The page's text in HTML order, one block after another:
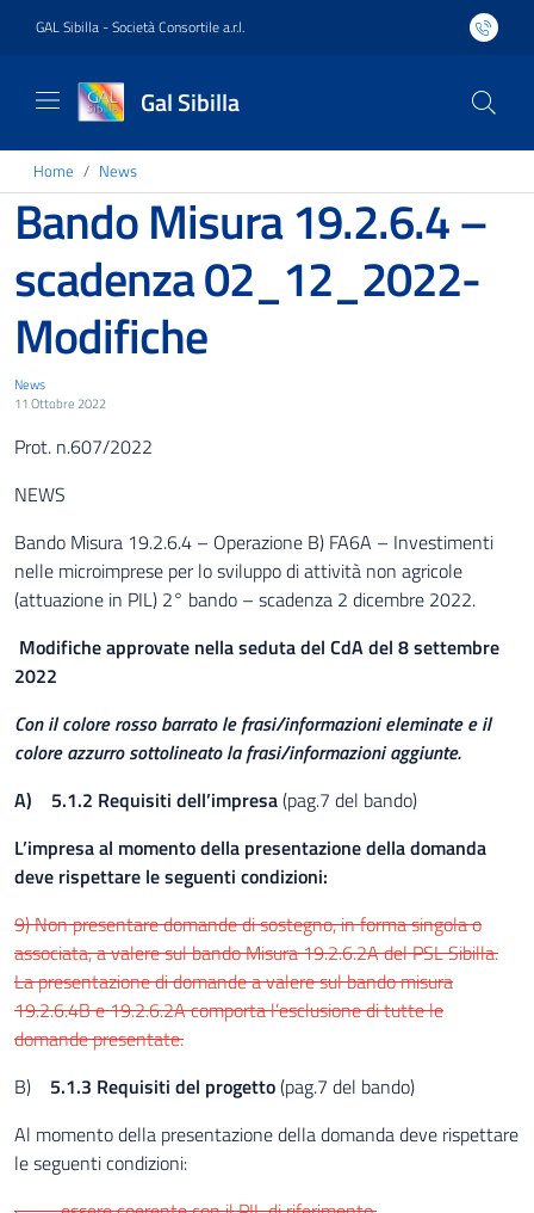
GAL Sibilla - Società Consortile a.r.l.
Gal Sibilla
Home News
Bando Misura 19.2.6.4 –
scadenza 02_12_2022-
Modifiche
News
11 Ottobre 2022
Prot. n.607/2022
NEWS
Bando Misura 19.2.6.4 – Operazione B) FA6A – Investimenti
nelle microimprese per lo sviluppo di attività non agricole
(attuazione in PIL) 2° bando – scadenza 2 dicembre 2022.
Modifiche approvate nella seduta del CdA del 8 settembre
2022
Con il colore rosso barrato le frasi/informazioni eleminate e il
colore azzurro sottolineato la frasi/informazioni aggiunte.
A) 5.1.2 Requisiti dell’impresa(pag.7 del bando)
L’impresa al momento della presentazione della domanda
deve rispettare le seguenti condizioni:
9) Non presentare domande di sostegno, in forma singola o
associata, a valere sul bando Misura 19.2.6.2A del PSL Sibilla.
La presentazione di domande a valere sul bando misura
19.2.6.4B e 19.2.6.2A comporta l’esclusione di tutte le
domande presentate.
B) 5.1.3 Requisiti del progetto(pag.7 del bando)
Al momento della presentazione della domanda deve rispettare
le seguenti condizioni: